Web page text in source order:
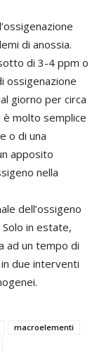
di anossia.
di 3-4 ppm o
ossigenazione
giorno per circa
è molto semplice
o di una
apposito
nella
dell’ossigeno
Solo in estate,
ad un tempo di
due interventi
macroelementi